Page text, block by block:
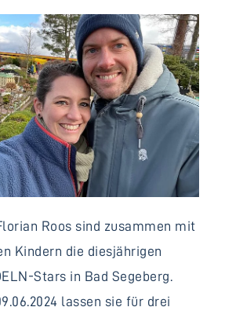
Roos sind zusammen mit
Kindern die diesjährigen
Stars in Bad Segeberg.
lassen sie für drei